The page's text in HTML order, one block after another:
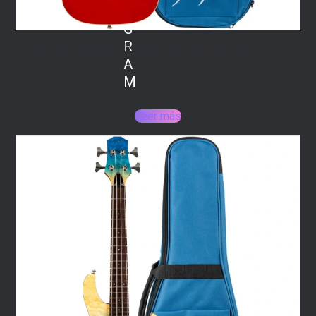
Flight Pathfinder Rojo Barítono Ukelele Eléctrico
Leer más
G
R
A
M
Seguir
en
Instagram